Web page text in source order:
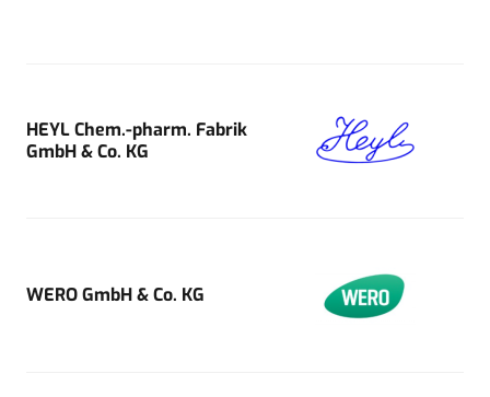
HEYL Chem.-pharm. Fabrik
GmbH & Co. KG
WERO GmbH & Co. KG